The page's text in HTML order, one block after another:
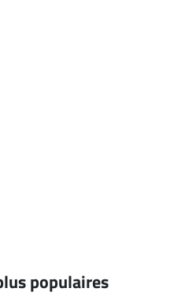
populaires